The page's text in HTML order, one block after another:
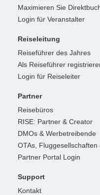
Maximieren Sie
Login für Veranstalter
Reiseleitung
Reiseführer des Jahres
Als Reiseführer
Login für Reiseleiter
Partner
Reisebüros
RISE: Partner & Creator
DMOs & Werbetreibende
OTAs, Fluggesellschaften
Partner Portal Login
Support
Kontakt